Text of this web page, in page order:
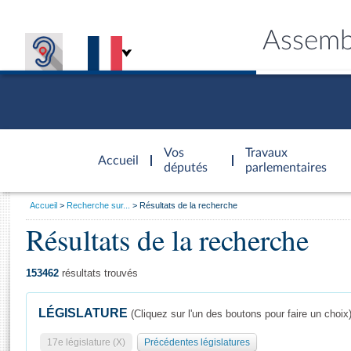
Accueil
d'accueil
Vos
députés
Travaux
parlementaires
Général
Vous
Accueil Recherche sur... Résultats de la recherche
Résultats de la recherche
153462 résultats trouvés
LÉGISLATURE (Cliquez sur l'un des boutons pour faire un choix)
17e législature (X) Précédentes législatures